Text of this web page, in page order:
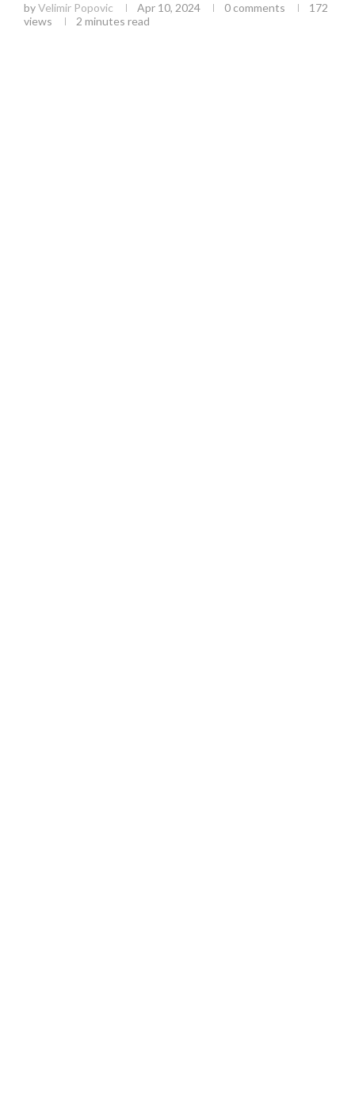
byVelimir Popovic Apr 10, 2024 0 comments
172
views
2 minutes read